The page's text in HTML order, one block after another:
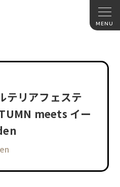
テリアフェステ
meets イー